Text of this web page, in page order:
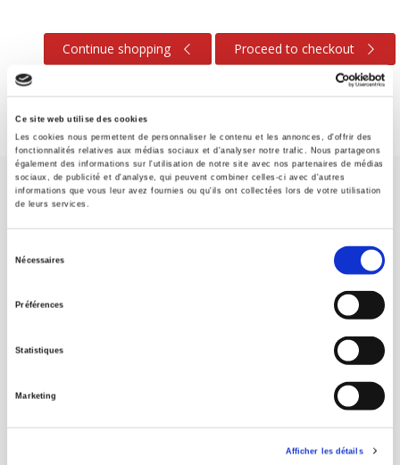
Ce site web utilise des cookies
Les cookies nous permettent de personnaliser le contenu et les annonces, d'offrir des
fonctionnalités relatives aux médias sociaux et d'analyser notre trafic. Nous partageons
également des informations sur l'utilisation de notre site avec nos partenaires de médias
sociaux, de publicité et d'analyse, qui peuvent combiner celles-ci avec d'autres
informations que vous leur avez fournies ou qu'ils ont collectées lors de votre utilisation
de leurs services.
Nécessaires
Préférences
Statistiques
Marketing
Afficher les détails
Continue shopping Proceed to checkout
SCIENCES PO UNIVERSITY PRESS has a threefold role: to publish
help public and political debate.
FOREIGN RIGHTS